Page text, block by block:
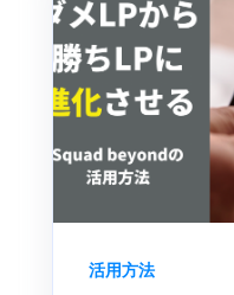
活用方法